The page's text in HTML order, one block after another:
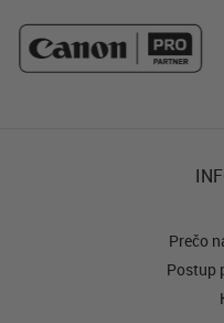
Prečo
Postup